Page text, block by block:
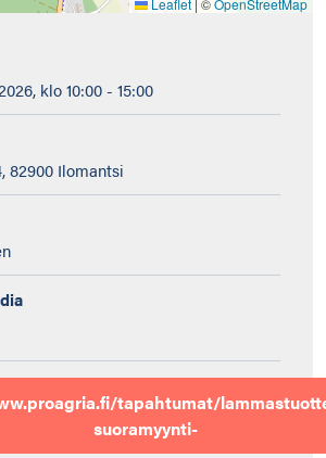
Leaflet ©OpenStreetMap
klo 10:00 - 15:00
82900 Ilomantsi
tapahtumat/
suoramyynti-